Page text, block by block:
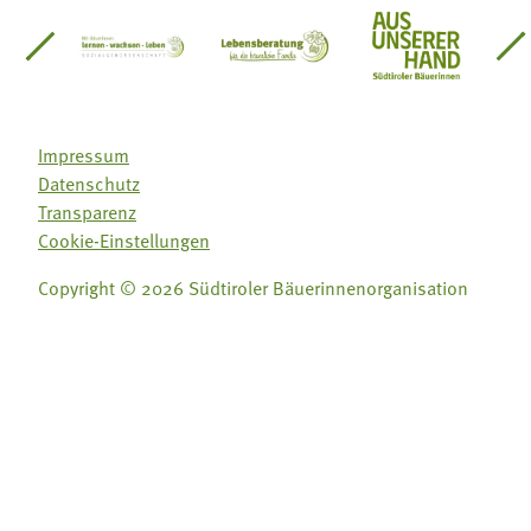
Südtirol
Gärtnervereinigung
Sozialgenossenschaft Mit Bäuerinnen lernen -
Lebensberatung für dieAus unserer
Impressum
Datenschutz
Transparenz
Cookie-Einstellungen
Copyright © 2026 Südtiroler Bäuerinnenorganisation